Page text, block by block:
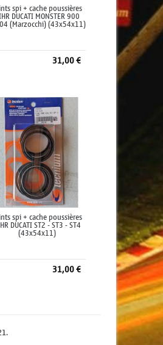
spi + cache poussières
DUCATI MONSTER 900
(Marzocchi) (43x54x11)
31,00 €
spi + cache poussières
DUCATI ST2 - ST3 - ST4
(43x54x11)
31,00 €